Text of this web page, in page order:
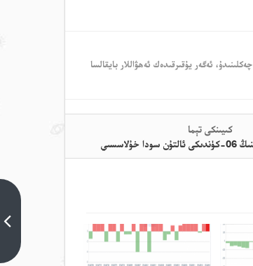
ئەگەر يۇقىرقىدەك ئەھۋاللار بايقالسا
كىيىنكى تېما